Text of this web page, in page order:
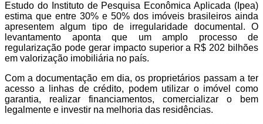
Estudo do Instituto de Pesquisa Econômica Aplicada (Ipea)
estima que entre 30% e 50% dos imóveis brasileiros ainda
apresentem algum tipo de irregularidade documental. O
levantamento aponta que um amplo processo de
regularização pode gerar impacto superior a R$ 202 bilhões
em valorização imobiliária no país.
Com a documentação em dia, os proprietários passam a ter
acesso a linhas de crédito, podem utilizar o imóvel como
garantia, realizar financiamentos, comercializar o bem
legalmente e investir na melhoria das residências.